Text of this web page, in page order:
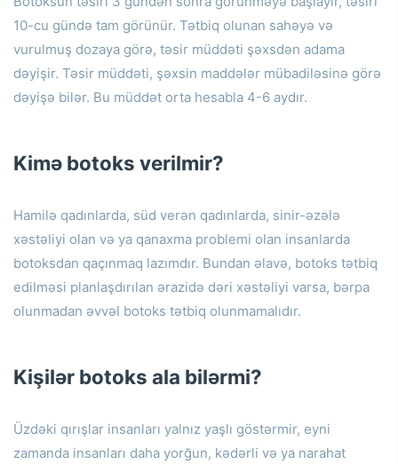
10-cu gündə tam görünür. Tətbiq olunan sahəyə və
vurulmuş dozaya görə, təsir müddəti şəxsdən adama
dəyişir. Təsir müddəti, şəxsin maddələr mübadiləsinə görə
dəyişə bilər. Bu müddət orta hesabla 4-6 aydır.
Kimə botoks verilmir?
Hamilə qadınlarda, süd verən qadınlarda, sinir-əzələ
xəstəliyi olan və ya qanaxma problemi olan insanlarda
botoksdan qaçınmaq lazımdır. Bundan əlavə, botoks tətbiq
edilməsi planlaşdırılan ərazidə dəri xəstəliyi varsa, bərpa
olunmadan əvvəl botoks tətbiq olunmamalıdır.
Kişilər botoks ala bilərmi?
Üzdəki qırışlar insanları yalnız yaşlı göstərmir, eyni
zamanda insanları daha yorğun, kədərli və ya narahat